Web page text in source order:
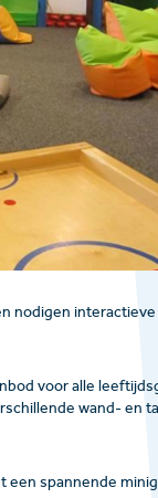
nodigen
voor alle
wand- en
een spannende